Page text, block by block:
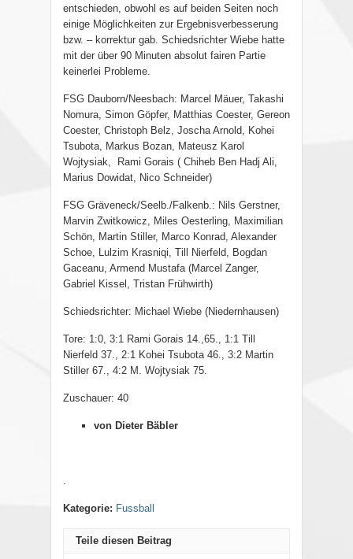
entschieden, obwohl es auf beiden Seiten noch
einige Möglichkeiten zur Ergebnisverbesserung
bzw. – korrektur gab. Schiedsrichter Wiebe hatte
mit der über 90 Minuten absolut fairen Partie
keinerlei Probleme.
FSG Dauborn/Neesbach: Marcel Mäuer, Takashi
Nomura, Simon Göpfer, Matthias Coester, Gereon
Coester, Christoph Belz, Joscha Arnold, Kohei
Tsubota, Markus Bozan, Mateusz Karol
Wojtysiak,
Rami Gorais ( Chiheb Ben Hadj Ali,
Marius Dowidat, Nico Schneider)
FSG Gräveneck/Seelb./Falkenb.: Nils Gerstner,
Marvin Zwitkowicz, Miles Oesterling, Maximilian
Schön, Martin Stiller, Marco Konrad, Alexander
Schoe, Lulzim Krasniqi, Till Nierfeld, Bogdan
Gaceanu, Armend Mustafa (Marcel Zanger,
Gabriel Kissel, Tristan Frühwirth)
Schiedsrichter: Michael Wiebe (Niedernhausen)
Tore: 1:0, 3:1 Rami Gorais 14.,65., 1:1 Till
Nierfeld 37., 2:1 Kohei Tsubota 46., 3:2 Martin
Stiller 67., 4:2 M. Wojtysiak 75.
Zuschauer: 40
von Dieter Bäbler
.
Kategorie: Fussball
Teile diesen Beitrag